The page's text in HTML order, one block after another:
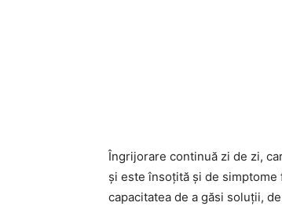
Îngrijorare continuă zi de zi,
și este însoțită și de simptome
capacitatea de a găsi soluții,